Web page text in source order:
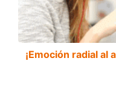
¡Emoción radial al